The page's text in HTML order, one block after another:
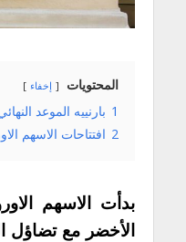
المحتويات إخفاء
1 بارنييه الموعد
2 افتتاحات الاسهم الاوروبية
الأخضر مع تضاؤل